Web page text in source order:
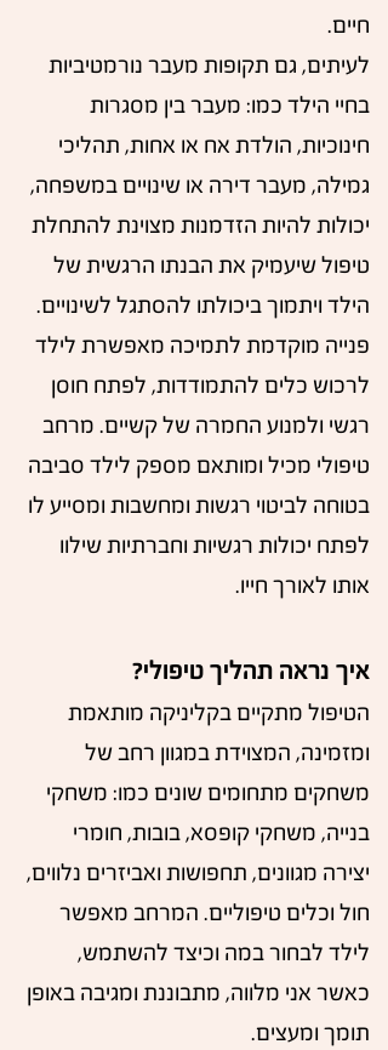
חיים.
לעיתים, גם תקופות מעבר נורמטיביות
בחיי הילד כמו: מעבר בין מסגרות
חינוכיות, הולדת אח או אחות, תהליכי
גמילה, מעבר דירה או שינויים במשפחה,
יכולות להיות הזדמנות מצוינת להתחלת
טיפול שיעמיק את הבנתו הרגשית של
הילד ויתמוך ביכולתו להסתגל לשינויים.
פנייה מוקדמת לתמיכה מאפשרת לילד
לרכוש כלים להתמודדות, לפתח חוסן
רגשי ולמנוע החמרה של קשיים. מרחב
טיפולי מכיל ומותאם מספק לילד סביבה
בטוחה לביטוי רגשות ומחשבות ומסייע לו
לפתח יכולות רגשיות וחברתיות שילוו
אותו לאורך חייו.
איך נראה תהליך טיפולי?
הטיפול מתקיים בקליניקה מותאמת
ומזמינה, המצוידת במגוון רחב של
משחקים מתחומים שונים כמו: משחקי
בנייה, משחקי קופסא, בובות, חומרי
יצירה מגוונים, תחפושות ואביזרים נלווים,
חול וכלים טיפוליים. המרחב מאפשר
לילד לבחור במה וכיצד להשתמש,
כאשר אני מלווה, מתבוננת ומגיבה באופן
תומך ומעצים.